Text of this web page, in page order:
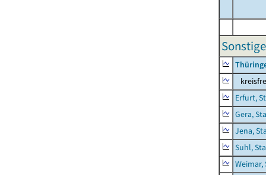
Erfurt,
Gera,
Jena,
Suhl,
Weimar,